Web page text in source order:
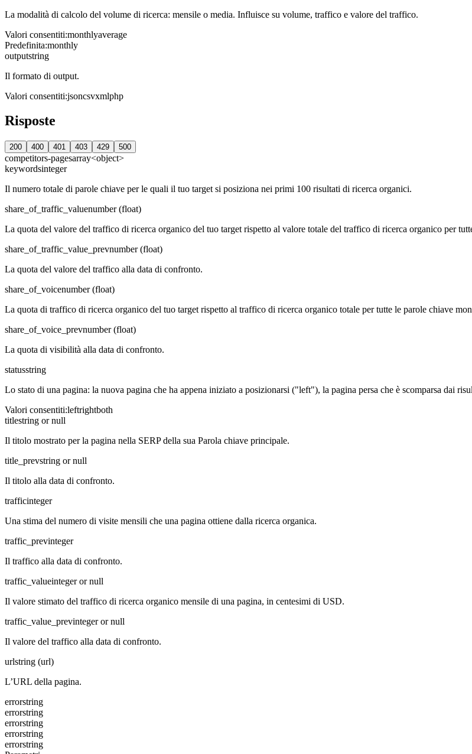
La modalità di calcolo del volume di ricerca: mensile o media. Influisce su volume, traffico e valore del traffico.
Valori consentiti:monthlyaverage
Predefinita:monthly
outputstring
Il formato di output.
Valori consentiti:jsoncsvxmlphp
Risposte
200 400 401 403 429 500
competitors-pagesarray<object>
keywordsinteger
Il numero totale di parole chiave per le quali il tuo target si posiziona nei primi 100 risultati di ricerca organici.
share_of_traffic_valuenumber (float)
La quota del valore del traffico di ricerca organico del tuo target rispetto al valore totale del traffico di ricerca organico per
share_of_traffic_value_prevnumber (float)
La quota del valore del traffico alla data di confronto.
share_of_voicenumber (float)
La quota di traffico di ricerca organico del tuo target rispetto al traffico di ricerca organico totale per tutte le parole chiave
share_of_voice_prevnumber (float)
La quota di visibilità alla data di confronto.
statusstring
Lo stato di una pagina: la nuova pagina che ha appena iniziato a posizionarsi ("left"), la pagina persa che è scomparsa dai
Valori consentiti:leftrightboth
titlestring or null
Il titolo mostrato per la pagina nella SERP della sua Parola chiave principale.
title_prevstring or null
Il titolo alla data di confronto.
trafficinteger
Una stima del numero di visite mensili che una pagina ottiene dalla ricerca organica.
traffic_previnteger
Il traffico alla data di confronto.
traffic_valueinteger or null
Il valore stimato del traffico di ricerca organico mensile di una pagina, in centesimi di USD.
traffic_value_previnteger or null
Il valore del traffico alla data di confronto.
urlstring (url)
L’URL della pagina.
errorstring
errorstring
errorstring
errorstring
errorstring